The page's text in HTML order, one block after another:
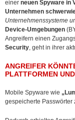
einer neuen Spyware in
Unternehmen
Unternehmenssysteme
Device-Umgebungen
Angreifern einen
Security, geht in ihrer
ANGREIFER
PLATTFORMEN
Mobile Spyware wie
gespeicherte Passwörter